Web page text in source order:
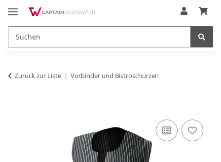
Zurück zur Liste Vorbinder und Bistroschürzen